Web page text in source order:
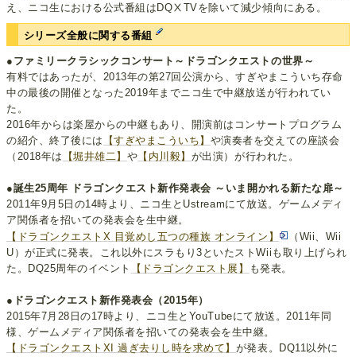
え、ニコ生における公式番組はDQⅩTVを除いて減少傾向にある。
シリーズ全般に関する番組
●ファミリークラシックコンサート～ドラゴンクエストの世界～
有料ではあったが、2013年の第27回公演から、すぎやまこういち存命
中の最後の開催となった2019年までニコ生で中継放送が行われてい
た。
2016年からは楽屋からの中継もあり、開演前はコンサートプログラム
の紹介、終了後には
【すぎやまこういち】 や演奏者を交えての座談会
（2018年は
【堀井雄二】 や 【内川毅】 が出演）が行われた。
●誕生25周年 ドラゴンクエスト新作発表会 ～いま開かれる新たな扉～
2011年9月5日の14時より、ニコ生とUstreamにて放送。ゲームメディ
ア関係者を招いての発表会を生中継。
【ドラゴンクエストX 目覚めし五つの種族 オンライン】
（Wii、Wii
U）が正式に発表。これ以外にスラもり3といたストWiiも取り上げられ
た。DQ25周年のイベント
【ドラゴンクエスト展】 も発表。
●ドラゴンクエスト新作発表会（2015年）
2015年7月28日の17時より、ニコ生とYouTubeにて放送。2011年同
様、ゲームメディア関係者を招いての発表会を生中継。
【ドラゴンクエストXI 過ぎ去りし時を求めて】 が発表。DQ11以外に